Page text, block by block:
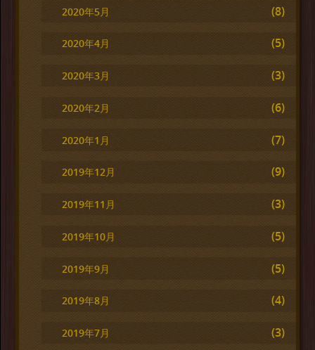
2020年5月 (8)
2020年4月 (5)
2020年3月 (3)
2020年2月 (6)
2020年1月 (7)
2019年12月 (9)
2019年11月 (3)
2019年10月 (5)
2019年9月 (5)
2019年8月 (4)
2019年7月 (3)